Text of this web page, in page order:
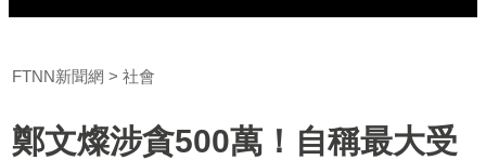
FTNN新聞網 社會
鄭文燦涉貪500萬！自稱最大受